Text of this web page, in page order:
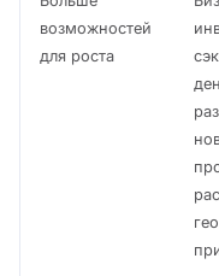
возможностей
для роста